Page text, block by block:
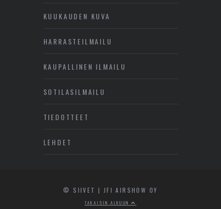
KUUKAUDEN KUVA
HARRASTEILMAILU
KAUPALLINEN ILMAILU
SOTILASILMAILU
TIEDOTTEET
LEHDET
© SIIVET | JFI AIRSHOW OY
TAKAISIN ALKUUN